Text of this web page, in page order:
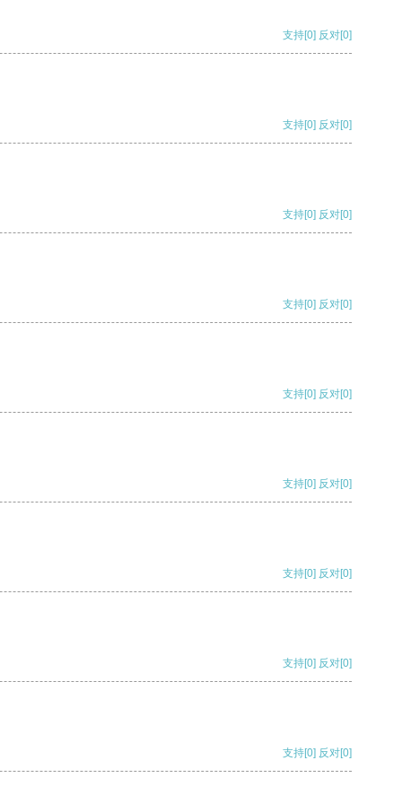
支持[0] 反对[0]
支持[0] 反对[0]
支持[0] 反对[0]
支持[0] 反对[0]
支持[0] 反对[0]
支持[0] 反对[0]
支持[0] 反对[0]
支持[0] 反对[0]
支持[0] 反对[0]